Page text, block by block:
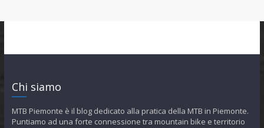
Chi siamo
MTB Piemonte è il blog dedicato alla pratica della MTB in Piemonte.
Puntiamo ad una forte connessione tra mountain bike e territorio